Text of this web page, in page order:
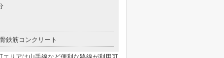
鉄筋コンクリート